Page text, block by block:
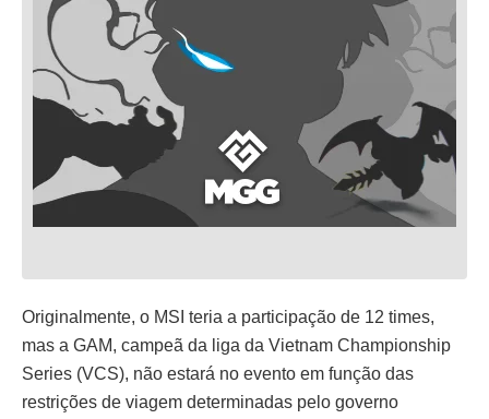
Originalmente, o MSI teria a participação de 12 times,
mas a GAM, campeã da liga da Vietnam Championship
Series (VCS), não estará no evento em função das
restrições de viagem determinadas pelo governo